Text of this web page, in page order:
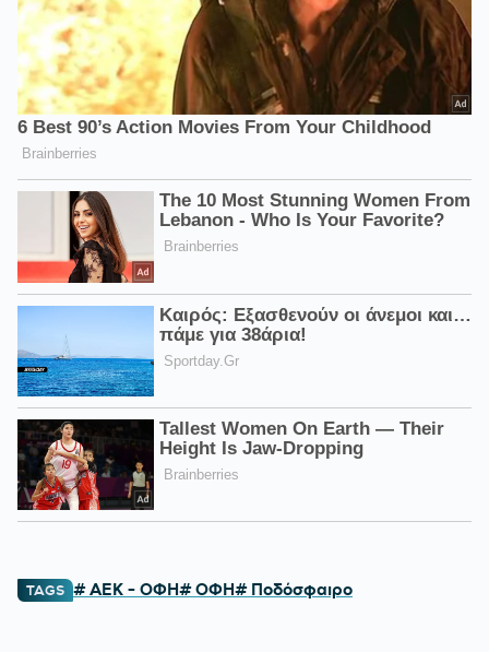
TAGS # ΑΕΚ - ΟΦΗ# ΟΦΗ# Ποδόσφαιρο